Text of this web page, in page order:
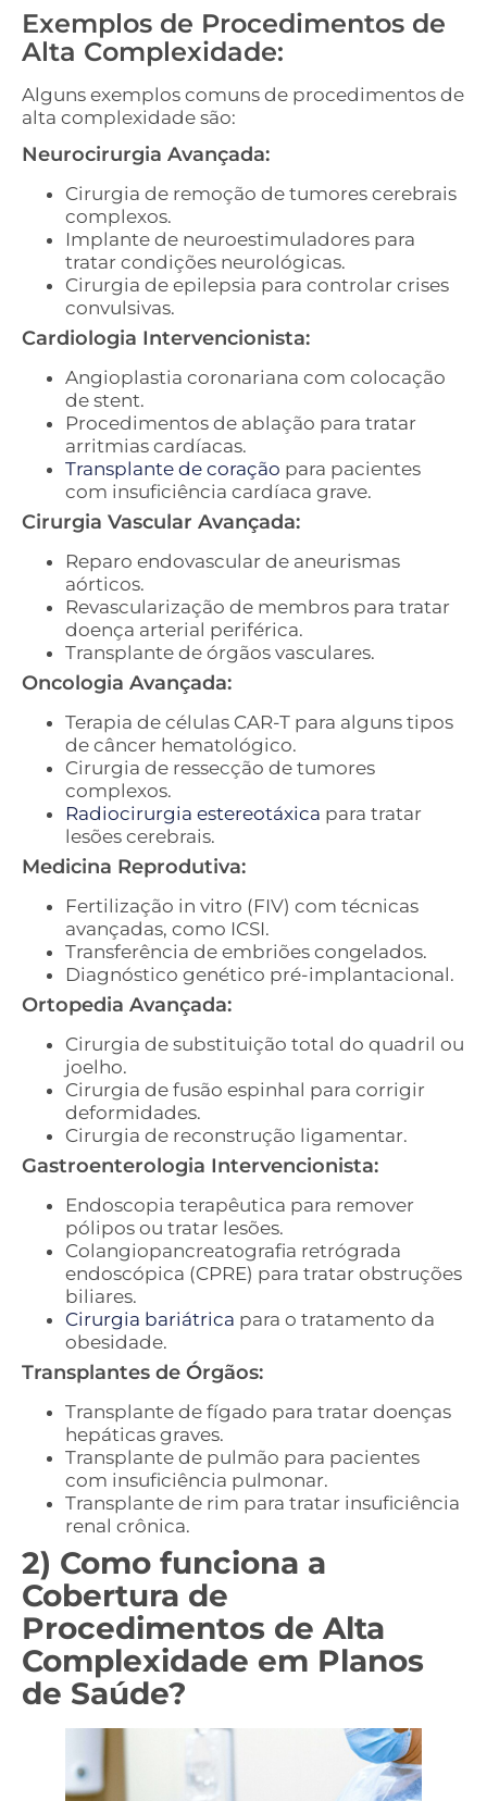
Exemplos de Procedimentos de
Alta Complexidade:
Alguns exemplos comuns de procedimentos de
alta complexidade são:
Neurocirurgia Avançada:
Cirurgia de remoção de tumores cerebrais
complexos.
Implante de neuroestimuladores para
tratar condições neurológicas.
Cirurgia de epilepsia para controlar crises
convulsivas.
Cardiologia Intervencionista:
Angioplastia coronariana com colocação
de stent.
Procedimentos de ablação para tratar
arritmias cardíacas.
Transplante de coração para pacientes
com insuficiência cardíaca grave.
Cirurgia Vascular Avançada:
Reparo endovascular de aneurismas
aórticos.
Revascularização de membros para tratar
doença arterial periférica.
Transplante de órgãos vasculares.
Oncologia Avançada:
Terapia de células CAR-T para alguns tipos
de câncer hematológico.
Cirurgia de ressecção de tumores
complexos.
Radiocirurgia estereotáxica para tratar
lesões cerebrais.
Medicina Reprodutiva:
Fertilização in vitro (FIV) com técnicas
avançadas, como ICSI.
Transferência de embriões congelados.
Diagnóstico genético pré-implantacional.
Ortopedia Avançada:
Cirurgia de substituição total do quadril ou
joelho.
Cirurgia de fusão espinhal para corrigir
deformidades.
Cirurgia de reconstrução ligamentar.
Gastroenterologia Intervencionista:
Endoscopia terapêutica para remover
pólipos ou tratar lesões.
Colangiopancreatografia retrógrada
endoscópica (CPRE) para tratar obstruções
biliares.
Cirurgia bariátrica para o tratamento da
obesidade.
Transplantes de Órgãos:
Transplante de fígado para tratar doenças
hepáticas graves.
Transplante de pulmão para pacientes
com insuficiência pulmonar.
Transplante de rim para tratar insuficiência
renal crônica.
2) Como funciona a
Cobertura de
Procedimentos de Alta
Complexidade em Planos
de Saúde?